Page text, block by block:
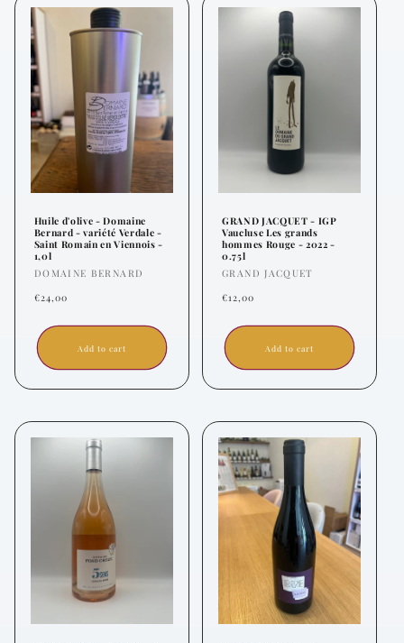
Huile d'olive - Domaine
Bernard - variété Verdale -
Saint Romain en Viennois -
1,0l
Vendor:
DOMAINE BERNARD
Regular
€24,00
Add to cart
GRAND JACQUET - IGP
Vaucluse Les grands
hommes Rouge - 2022 -
0.75l
Vendor:
GRAND JACQUET
Regular
€12,00
Add to cart